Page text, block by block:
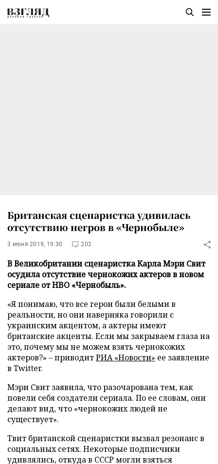
Британская сценаристка удивилась
отсутствию негров в «Чернобыле»
3 июня 2019, 19:30 202
В Великобритании сценаристка Карла Мэри Свит
осудила отсутствие чернокожих актеров в новом
сериале от HBO «Чернобыль».
«Я понимаю, что все герои были белыми в
реальности, но они наверняка говорили с
украинским акцентом, а актеры имеют
британские акценты. Если мы закрываем глаза на
это, почему мы не можем взять чернокожих
актеров?» – приводитРИА «Новости» ее заявление
в Twitter.
Мэри Свит заявила, что разочарована тем, как
повели себя создатели сериала. По ее словам, они
делают вид, что «чернокожих людей не
существует».
Твит британской сценаристки вызвал резонанс в
социальных сетях. Некоторые подписчики
удивлялись, откуда в СССР могли взяться